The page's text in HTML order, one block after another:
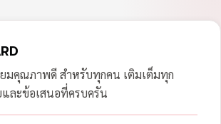
มคุณภาพดี สำหรับทุกคน เติมเต็มทุก
ละข้อเสนอที่ครบครัน